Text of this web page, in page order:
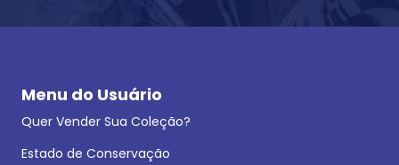
Menu do Usuário
Quer Vender Sua Coleção?
Estado de Conservação